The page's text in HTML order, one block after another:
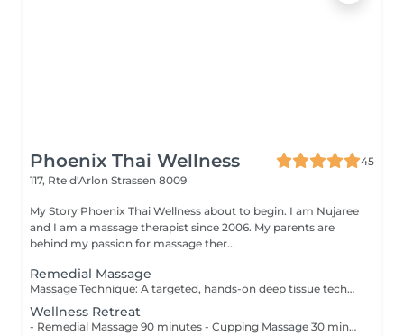
Phoenix Thai Wellness
45
117, Rte d'Arlon Strassen 8009
My Story Phoenix Thai Wellness about to begin. I am Nujaree
and I am a massage therapist since 2006. My parents are
behind my passion for massage ther...
Remedial Massage
Massage Technique: A targeted, hands-on deep tissue technique designed to ease muscle tightness and soothe everyday physical tension. Recommended for those spending long hours at a desk, this approach aims to gently stretch the fascia, melt away muscle stiffness, and use comforting relaxation techniques to calm the nervous system and restore physical harmony.
Wellness Retreat
- Remedial Massage 90 minutes - Cupping Massage 30 minutes